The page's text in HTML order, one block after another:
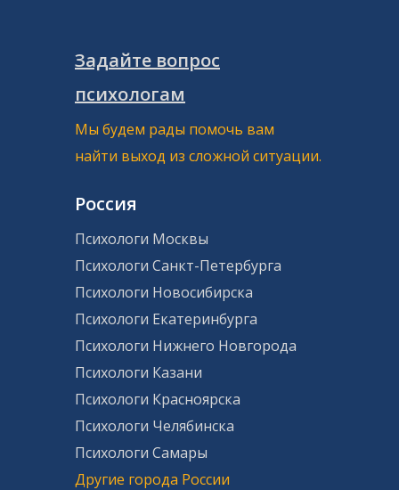
Задайте вопрос
психологам
Мы будем рады помочь вам
найти выход из сложной ситуации.
Россия
Психологи Москвы
Психологи Санкт-Петербурга
Психологи Новосибирска
Психологи Екатеринбурга
Психологи Нижнего Новгорода
Психологи Казани
Психологи Красноярска
Психологи Челябинска
Психологи Самары
Другие города России